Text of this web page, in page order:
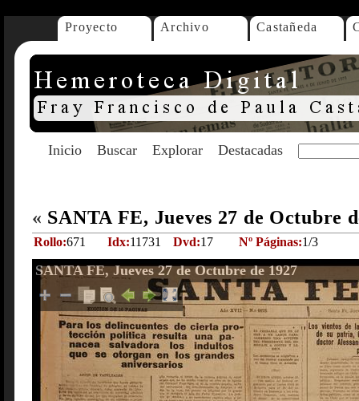
Proyecto Archivo Castañeda
Inicio Buscar Explorar Destacadas
« SANTA FE, Jueves 27 de Octubre
Rollo:671 Idx:11731 Dvd:17 Nº Páginas:1/3
SANTA FE, Jueves 27 de Octubre de 1927